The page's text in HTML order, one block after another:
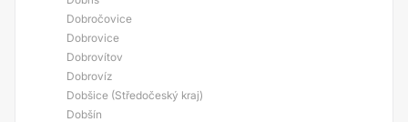
Dobročovice
Dobrovice
Dobrovítov
Dobrovíz
Dobšice (Středočeský kraj)
Dobšín